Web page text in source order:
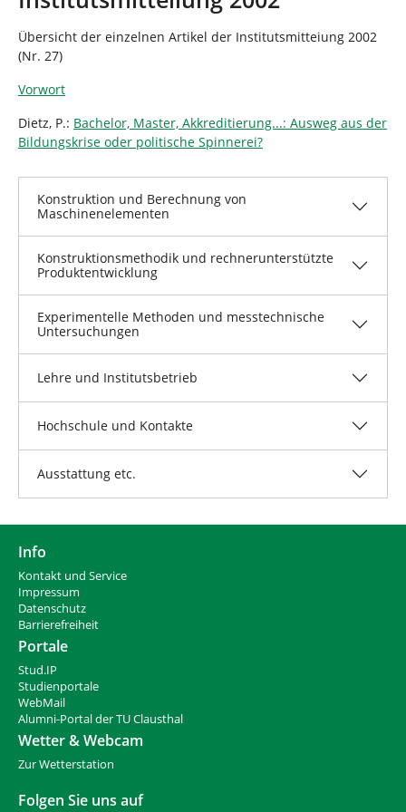
n
h
i
r
:
Übersicht der einzelnen Artikel der Institutsmitteiung 2002
(Nr. 27)
Vorwort
Dietz, P.: Bachelor, Master, Akkreditierung...: Ausweg aus der
Bildungskrise oder politische Spinnerei?
Konstruktion und Berechnung von
Maschinenelementen
Konstruktionsmethodik und rechnerunterstützte
Produktentwicklung
Experimentelle Methoden und messtechnische
Untersuchungen
Lehre und Institutsbetrieb
Hochschule und Kontakte
Ausstattung etc.
Info
Kontakt und Service
Impressum
Datenschutz
Barrierefreiheit
Portale
Stud.IP
Studienportale
WebMail
Alumni-Portal der TU Clausthal
Wetter & Webcam
Zur Wetterstation
Folgen Sie uns auf